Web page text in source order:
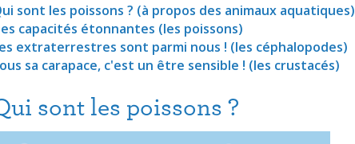
sont les poissons ? (à propos des animaux aquatiques)
capacités étonnantes (les poissons)
extraterrestres sont parmi nous ! (les céphalopodes)
sa carapace, c'est un être sensible ! (les crustacés)
sont les poissons ?